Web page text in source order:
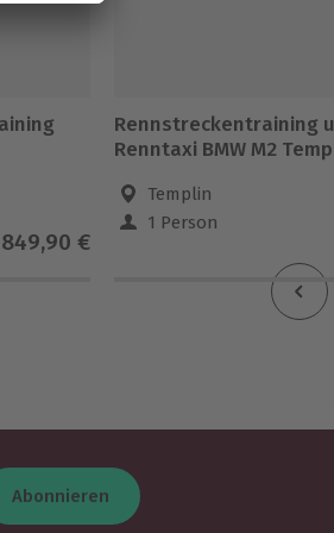
849,90 €
Rennstreckentraining
Renntaxi BMW M2
Templin
1 Person
Abonnieren